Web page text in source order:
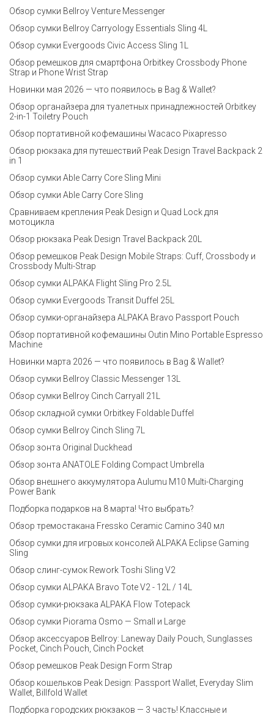
Обзор сумки Bellroy Venture Messenger
Обзор сумки Bellroy Carryology Essentials Sling 4L
Обзор сумки Evergoods Civic Access Sling 1L
Обзор ремешков для смартфона Orbitkey Crossbody Phone
Strap и Phone Wrist Strap
Новинки мая 2026 — что появилось в Bag & Wallet?
Обзор органайзера для туалетных принадлежностей Orbitkey
2-in-1 Toiletry Pouch
Обзор портативной кофемашины Wacaco Pixapresso
Обзор рюкзака для путешествий Peak Design Travel Backpack 2
in 1
Обзор сумки Able Carry Core Sling Mini
Обзор сумки Able Carry Core Sling
Сравниваем крепления Peak Design и Quad Lock для
мотоцикла
Обзор рюкзака Peak Design Travel Backpack 20L
Обзор ремешков Peak Design Mobile Straps: Cuff, Crossbody и
Crossbody Multi-Strap
Обзор сумки ALPAKA Flight Sling Pro 2.5L
Обзор сумки Evergoods Transit Duffel 25L
Обзор сумки-органайзера ALPAKA Bravo Passport Pouch
Обзор портативной кофемашины Outin Mino Portable Espresso
Machine
Новинки марта 2026 — что появилось в Bag & Wallet?
Обзор сумки Bellroy Classic Messenger 13L
Обзор сумки Bellroy Cinch Carryall 21L
Обзор складной сумки Orbitkey Foldable Duffel
Обзор сумки Bellroy Cinch Sling 7L
Обзор зонта Original Duckhead
Обзор зонта ANATOLE Folding Compact Umbrella
Обзор внешнего аккумулятора Aulumu M10 Multi-Charging
Power Bank
Подборка подарков на 8 марта! Что выбрать?
Обзор тремостакана Fressko Ceramic Camino 340 мл
Обзор сумки для игровых консолей ALPAKA Eclipse Gaming
Sling
Обзор слинг-сумок Rework Toshi Sling V2
Обзор сумки ALPAKA Bravo Tote V2 - 12L / 14L
Обзор сумки-рюкзака ALPAKA Flow Totepack
Обзор сумки Piorama Osmo — Small и Large
Обзор аксессуаров Bellroy: Laneway Daily Pouch, Sunglasses
Pocket, Cinch Pouch, Cinch Pocket
Обзор ремешков Peak Design Form Strap
Обзор кошельков Peak Design: Passport Wallet, Everyday Slim
Wallet, Billfold Wallet
Подборка городских рюкзаков — 3 часть! Классные и